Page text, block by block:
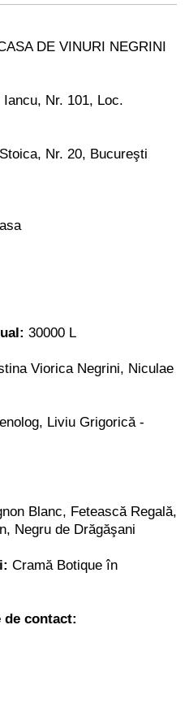
DE VINURI NEGRINI
Iancu, Nr. 101, Loc.
Nr. 20, Bucureşti
30000 L
Viorica Negrini, Niculae
Liviu Grigorică -
Blanc, Fetească Regală,
Negru de Drăgăşani
Cramă Botique în
de contact: